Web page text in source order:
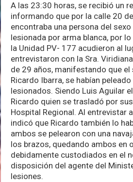
A las 23:30 horas, se recibió un
informando que por la calle 20
encontraba una persona del
lesionada por arma blanca, por
la Unidad PV- 177 acudieron al
entrevistaron con la Sra.
de 29 años, manifestando que el
Ricardo Ibarra, se habían
lesionados. Siendo Luis Aguilar
Ricardo quien se trasladó por
Hospital Regional. Al entrevistar
indicó que Ricardo también lo
ambos se pelearon con una
los brazos, quedando ambos en
debidamente custodiados en el
disposición del agente del
lesiones.